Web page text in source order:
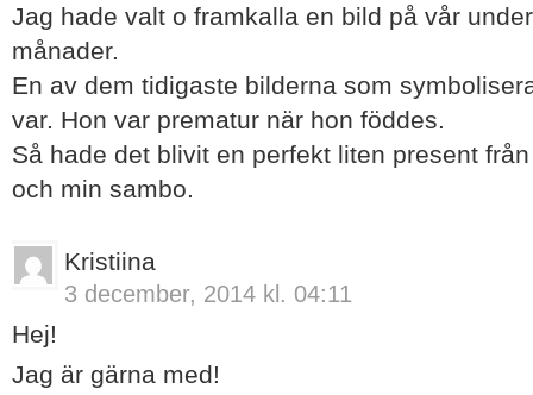
Jag hade valt o framkalla en bild på vår
månader.
En av dem tidigaste bilderna som
var. Hon var prematur när hon föddes.
Så hade det blivit en perfekt liten present
och min sambo.
Kristiina
3 december, 2014 kl. 04:11
Hej!
Jag är gärna med!